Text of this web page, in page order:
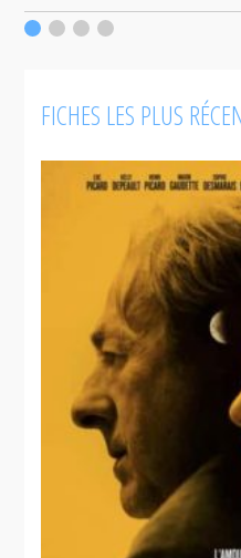
FICHES LES PLUS